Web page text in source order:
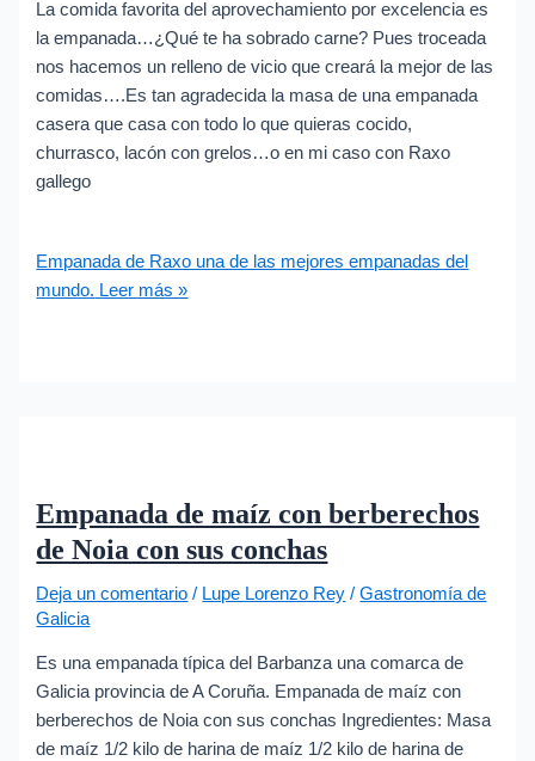
La comida favorita del aprovechamiento por excelencia es
la empanada…¿Qué te ha sobrado carne? Pues troceada
nos hacemos un relleno de vicio que creará la mejor de las
comidas….Es tan agradecida la masa de una empanada
casera que casa con todo lo que quieras cocido,
churrasco, lacón con grelos…o en mi caso con Raxo
gallego
Empanada de Raxo una de las mejores empanadas del
mundo. Leer más »
Empanada de maíz con berberechos
de Noia con sus conchas
Deja un comentario / Lupe Lorenzo Rey /Gastronomía de
Galicia
Es una empanada típica del Barbanza una comarca de
Galicia provincia de A Coruña. Empanada de maíz con
berberechos de Noia con sus conchas Ingredientes: Masa
de maíz 1/2 kilo de harina de maíz 1/2 kilo de harina de